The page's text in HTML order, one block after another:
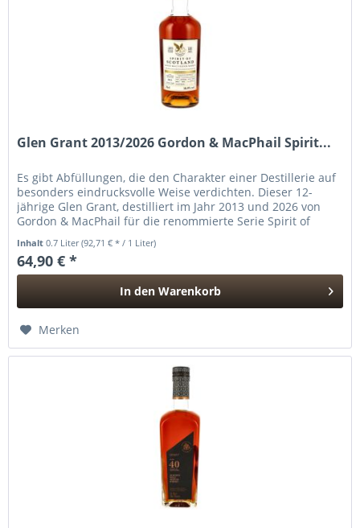
Glen Grant 2013/2026 Gordon & MacPhail Spirit...
Es gibt Abfüllungen, die den Charakter einer Destillerie auf
besonders eindrucksvolle Weise verdichten. Dieser 12-
jährige Glen Grant, destilliert im Jahr 2013 und 2026 von
Gordon & MacPhail für die renommierte Serie Spirit of
Inhalt0.7 Liter(92,71 € * / 1 Liter)
64,90 € *
In den Warenkorb
Merken